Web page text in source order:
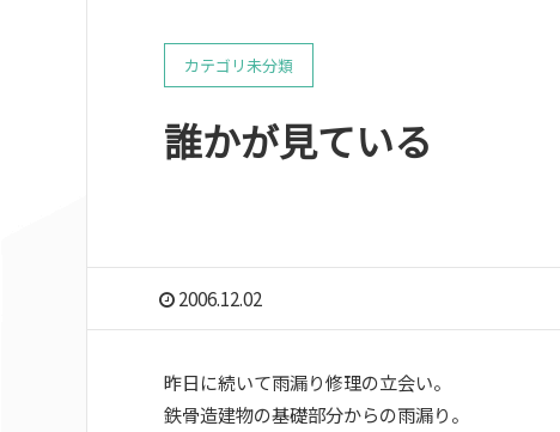
カテゴリ未分類
誰かが見ている
2006.12.02
昨日に続いて雨漏り修理の立会い。
鉄骨造建物の基礎部分からの雨漏り。